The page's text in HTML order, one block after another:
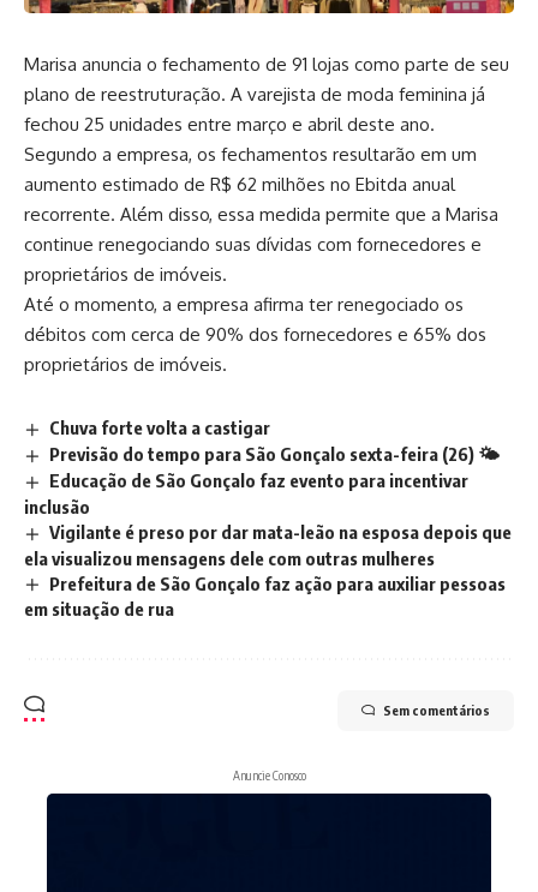
Marisa anuncia o fechamento de 91 lojas como parte de seu
plano de reestruturação. A varejista de moda feminina já
fechou 25 unidades entre março e abril deste ano.
Segundo a empresa, os fechamentos resultarão em um
aumento estimado de R$ 62 milhões no Ebitda anual
recorrente. Além disso, essa medida permite que a Marisa
continue renegociando suas dívidas com fornecedores e
proprietários de imóveis.
Até o momento, a empresa afirma ter renegociado os
débitos com cerca de 90% dos fornecedores e 65% dos
proprietários de imóveis.
Chuva forte volta a castigar
Previsão do tempo para São Gonçalo sexta-feira (26) 🌤️
Educação de São Gonçalo faz evento para incentivar
inclusão
Vigilante é preso por dar mata-leão na esposa depois que
ela visualizou mensagens dele com outras mulheres
Prefeitura de São Gonçalo faz ação para auxiliar pessoas
em situação de rua
Sem comentários
Anuncie Conosco